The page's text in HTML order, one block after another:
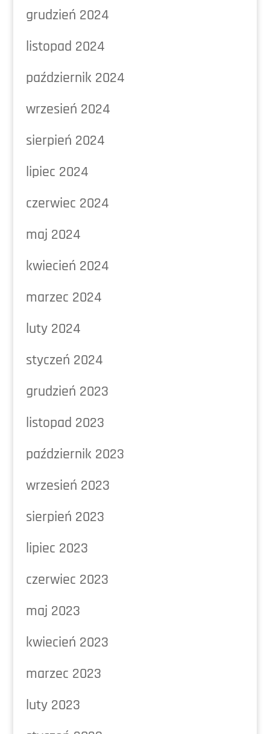
grudzień 2024
listopad 2024
październik 2024
wrzesień 2024
sierpień 2024
lipiec 2024
czerwiec 2024
maj 2024
kwiecień 2024
marzec 2024
luty 2024
styczeń 2024
grudzień 2023
listopad 2023
październik 2023
wrzesień 2023
sierpień 2023
lipiec 2023
czerwiec 2023
maj 2023
kwiecień 2023
marzec 2023
luty 2023